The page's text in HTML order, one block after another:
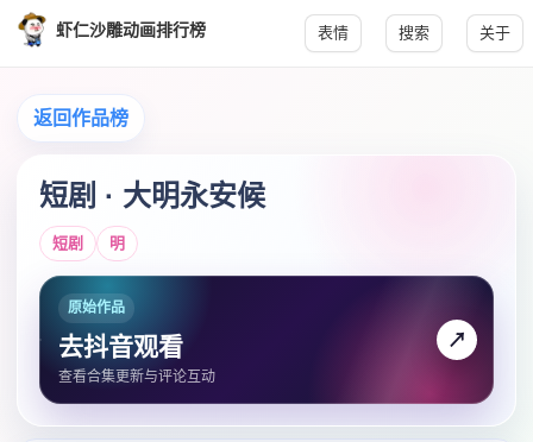
虾仁沙雕动画排行榜 表情 搜索 关于
返回作品榜
短剧 · 大明永安候
短剧 明
原始作品
去抖音观看
查看合集更新与评论互动
↗